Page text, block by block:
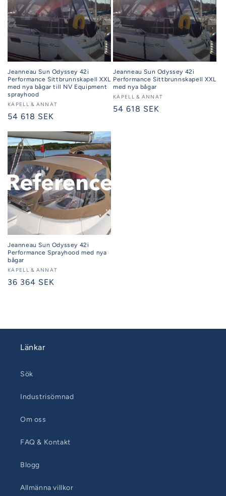
Jeanneau Sun Odyssey 42i
Performance Sittbrunnskapell XXL
med nya bågar till NV Equipment
sprayhood
Säljare:
KAPELL & ANNAT
Ordinarie
54 618 SEK
Jeanneau Sun Odyssey 42i
Performance Sittbrunnskapell XXL
med nya bågar
Säljare:
KAPELL & ANNAT
Ordinarie
54 618 SEK
Jeanneau Sun Odyssey 42i
Performance Sprayhood med nya
bågar
Säljare:
KAPELL & ANNAT
Ordinarie
36 364 SEK
Länkar
Sök
Industrisömnad
Om oss
FAQ & Kontakt
Blogg
Allmänna villkor